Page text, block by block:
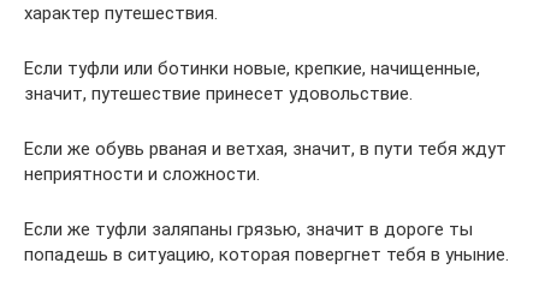
характер путешествия.
Если туфли или ботинки новые, крепкие, начищенные,
значит, путешествие принесет удовольствие.
Если же обувь рваная и ветхая, значит, в пути тебя ждут
неприятности и сложности.
Если же туфли заляпаны грязью, значит в дороге ты
попадешь в ситуацию, которая повергнет тебя в уныние.